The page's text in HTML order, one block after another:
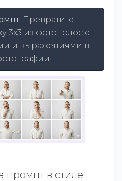
Превратите
3x3 из фотополос с
и выражениями в
промпт в стиле